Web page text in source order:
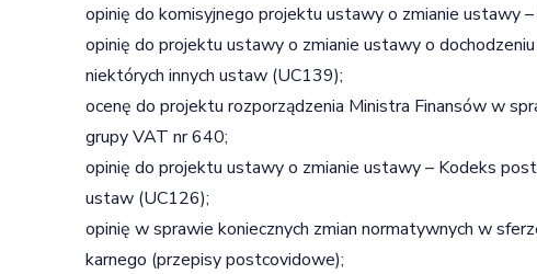
opinię do komisyjnego projektu ustawy o zmianie ustawy
opinię do projektu ustawy o zmianie ustawy o
niektórych innych ustaw (UC139);
ocenę do projektu rozporządzenia Ministra Finansów w
grupy VAT nr 640;
opinię do projektu ustawy o zmianie ustawy – Kodeks
ustaw (UC126);
opinię w sprawie koniecznych zmian normatywnych w
karnego (przepisy postcovidowe);